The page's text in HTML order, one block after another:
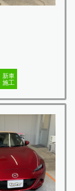
新車
施工